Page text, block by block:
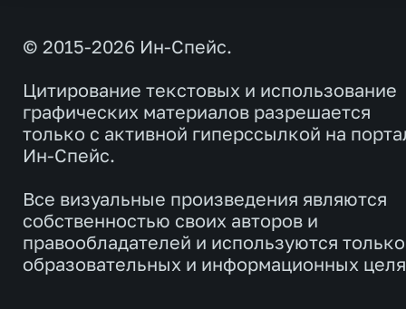
© 2015-2026 Ин-Спейс.
Цитирование текстовых и использование
графических материалов разрешается
только с активной гиперссылкой на
Ин-Спейс.
Все визуальные произведения являются
собственностью своих авторов и
правообладателей и используются
образовательных и информационных